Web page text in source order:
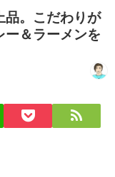
品。こだわりが
ー＆ラーメンを